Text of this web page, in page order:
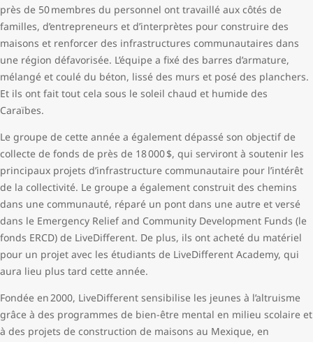
près de 50 membres du personnel ont travaillé aux côtés de
familles, d’entrepreneurs et d’interprètes pour construire des
maisons et renforcer des infrastructures communautaires dans
une région défavorisée. L’équipe a fixé des barres d’armature,
mélangé et coulé du béton, lissé des murs et posé des planchers.
Et ils ont fait tout cela sous le soleil chaud et humide des
Caraïbes.
Le groupe de cette année a également dépassé son objectif de
collecte de fonds de près de 18 000 $, qui serviront à soutenir les
principaux projets d’infrastructure communautaire pour l’intérêt
de la collectivité. Le groupe a également construit des chemins
dans une communauté, réparé un pont dans une autre et versé
dans le Emergency Relief and Community Development Funds (le
fonds ERCD) de LiveDifferent. De plus, ils ont acheté du matériel
pour un projet avec les étudiants de LiveDifferent Academy, qui
aura lieu plus tard cette année.
Fondée en 2000, LiveDifferent sensibilise les jeunes à l’altruisme
grâce à des programmes de bien-être mental en milieu scolaire et
à des projets de construction de maisons au Mexique, en